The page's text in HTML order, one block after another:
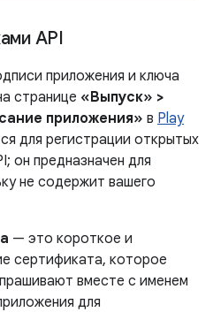
API
приложения и ключа
странице «Выпуск» >
приложения» в Play
для регистрации открытых
он предназначен для
не содержит вашего
— это короткое и
сертификата, которое
вместе с именем
для